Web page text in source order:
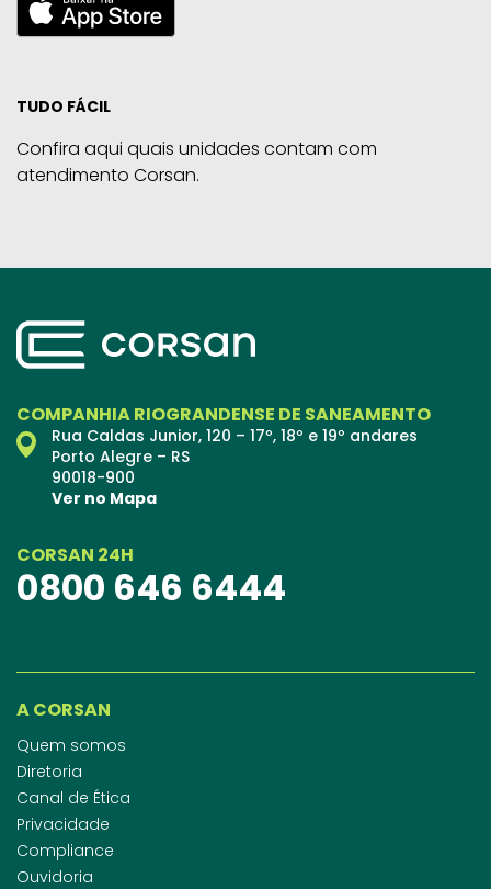
TUDO FÁCIL
Confira aqui quais unidades contam com
atendimento Corsan.
COMPANHIA RIOGRANDENSE DE SANEAMENTO
Rua Caldas Junior, 120 – 17º, 18º e 19º andares
Porto Alegre – RS
90018-900
Ver no Mapa
CORSAN 24H
0800 646 6444
A CORSAN
Quem somos
Diretoria
Canal de Ética
Privacidade
Compliance
Ouvidoria